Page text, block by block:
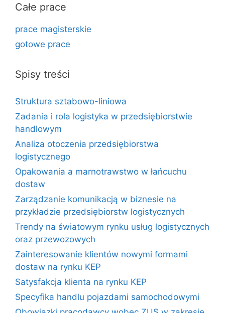
Całe prace
prace magisterskie
gotowe prace
Spisy treści
Struktura sztabowo-liniowa
Zadania i rola logistyka w przedsiębiorstwie
handlowym
Analiza otoczenia przedsiębiorstwa
logistycznego
Opakowania a marnotrawstwo w łańcuchu
dostaw
Zarządzanie komunikacją w biznesie na
przykładzie przedsiębiorstw logistycznych
Trendy na światowym rynku usług logistycznych
oraz przewozowych
Zainteresowanie klientów nowymi formami
dostaw na rynku KEP
Satysfakcja klienta na rynku KEP
Specyfika handlu pojazdami samochodowymi